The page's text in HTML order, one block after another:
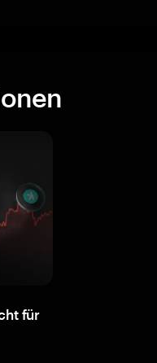
für